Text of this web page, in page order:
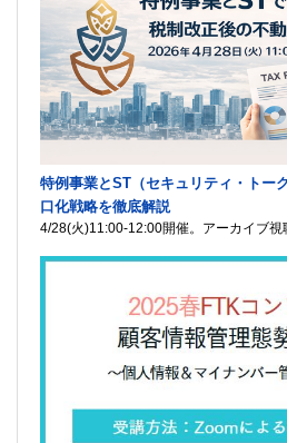
特例事業とST（セキュリティ・トー
口化戦略を徹底解説
4/28(火)11:00-12:00開催。アーカイブ視